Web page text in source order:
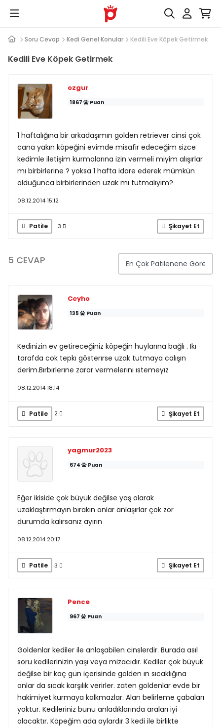
Soru Cevap Kedi Genel Konular Kedili Eve Köpek Getirmek
Kedili Eve Köpek Getirmek
ozgur
1867 Puan
1 haftalığına bir arkadaşımın golden retriever cinsi çok
cana yakın köpeğini evimde misafir edeceğim sizce
kedimle iletişim kurmalarına izin vermeli miyim alışırlar
mı birbirlerine ? yoksa 1 hafta idare ederek mümkün
olduğunca birbirlerinden uzak mı tutmalıyım?
08.12.2014 15:12
Patile 3 Şikayet Et
5 CEVAP
Ceyho
135 Puan
Kedinizin ev getireceğiniz köpeğin huylarına bağlı . Ikı
tarafda cok tepkı gösterırse uzak tutmaya calışın
derim.Bırbırlerıne zarar vermelerını ıstemeyız
08.12.2014 18:14
Patile 2 Şikayet Et
yagmur2023
674 Puan
Eğer ikiside çok büyük değilse yaş olarak
uzaklaştırmayın bırakın onlar anlaşırlar çok zor
durumda kalırsanız ayırın
08.12.2014 20:17
Patile 3 Şikayet Et
Pence
967 Puan
Goldenlar kediler ile anlaşabilen cinslerdir. Burada asıl
soru kedilerinizin yaşı veya mizacıdır. Kediler çok büyük
değilse bir kaç gün içerisinde golden ın sıcaklığına
onlar da sıcak karşılık verirler. zaten goldenlar evde bir
hakimiyet kurmaya kalkmazlar. Alan belirleme çabaları
yoktur. Kedileriniz bunu anladıklarında araları iyi
olacaktır. Köpeğim ada aylardır 3 kedi ile birlikte